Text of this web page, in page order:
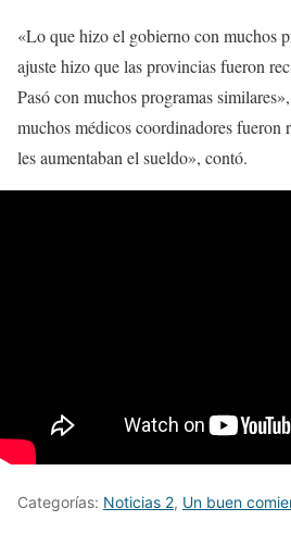
«Lo que hizo el gobierno con muchos
ajuste hizo que las provincias fueron
Pasó con muchos programas
muchos médicos coordinadores fueron
les aumentaban el sueldo», contó.
Categorías: Noticias 2, Un buen